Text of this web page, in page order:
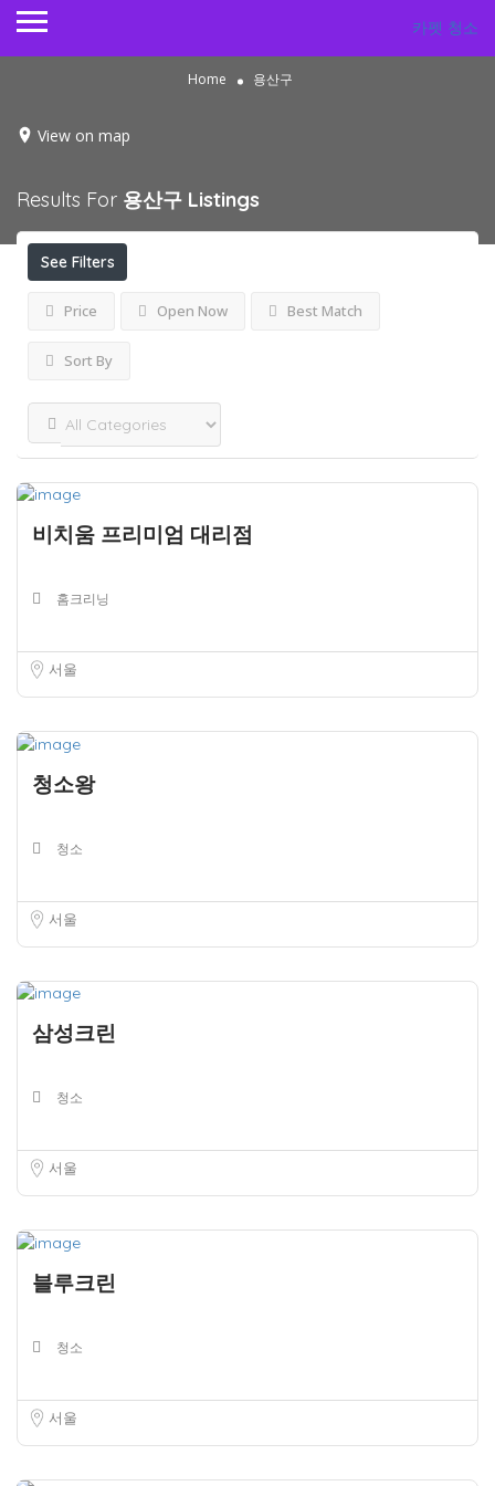
카펫 청소
Home 용산구
View on map
Results For 용산구 Listings
See Filters
Price Open Now Best Match
Sort By
비치움 프리미엄 대리점
홈크리닝
서울
청소왕
청소
서울
삼성크린
청소
서울
블루크린
청소
서울